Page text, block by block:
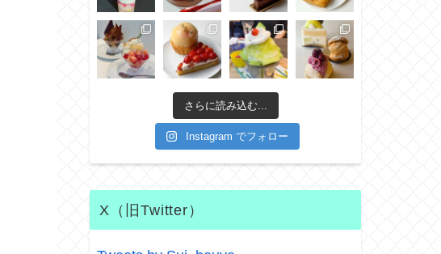
さらに読み込む...
Instagram でフォロー
X（旧Twitter）